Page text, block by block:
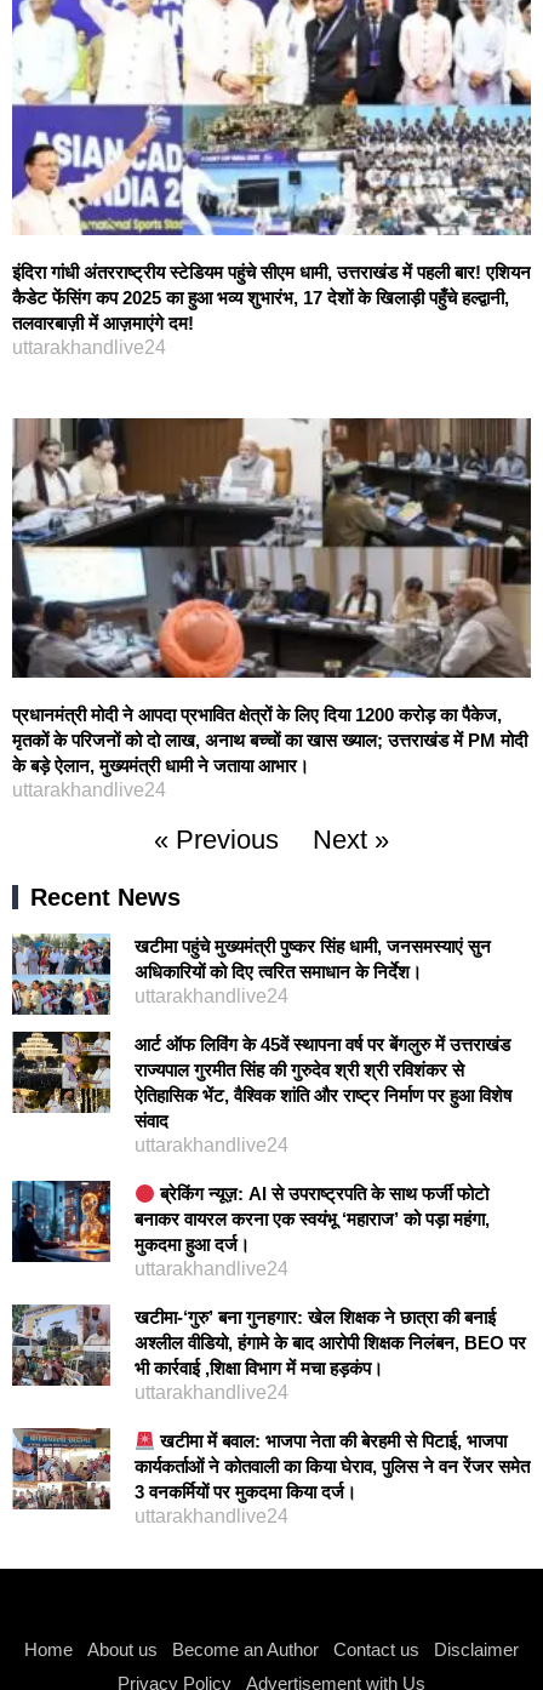
इंदिरा गांधी अंतरराष्ट्रीय स्टेडियम पहुंचे सीएम धामी, उत्तराखंड में पहली बार! एशियन
कैडेट फेंसिंग कप 2025 का हुआ भव्य शुभारंभ, 17 देशों के खिलाड़ी पहुँचे हल्द्वानी,
तलवारबाज़ी में आज़माएंगे दम!
uttarakhandlive24
प्रधानमंत्री मोदी ने आपदा प्रभावित क्षेत्रों के लिए दिया 1200 करोड़ का पैकेज,
मृतकों के परिजनों को दो लाख, अनाथ बच्चों का खास ख्याल; उत्तराखंड में PM मोदी
के बड़े ऐलान, मुख्यमंत्री धामी ने जताया आभार।
uttarakhandlive24
« Previous Next »
Recent News
खटीमा पहुंचे मुख्यमंत्री पुष्कर सिंह धामी, जनसमस्याएं सुन
अधिकारियों को दिए त्वरित समाधान के निर्देश।
uttarakhandlive24
आर्ट ऑफ लिविंग के 45वें स्थापना वर्ष पर बेंगलुरु में उत्तराखंड
राज्यपाल गुरमीत सिंह की गुरुदेव श्री श्री रविशंकर से
ऐतिहासिक भेंट, वैश्विक शांति और राष्ट्र निर्माण पर हुआ विशेष
संवाद
uttarakhandlive24
ब्रेकिंग न्यूज़: AI से उपराष्ट्रपति के साथ फर्जी फोटो
बनाकर वायरल करना एक स्वयंभू ‘महाराज’ को पड़ा महंगा,
मुकदमा हुआ दर्ज।
uttarakhandlive24
खटीमा-‘गुरु’ बना गुनहगार: खेल शिक्षक ने छात्रा की बनाई
अश्लील वीडियो, हंगामे के बाद आरोपी शिक्षक निलंबन, BEO पर
भी कार्रवाई ,शिक्षा विभाग में मचा हड़कंप।
uttarakhandlive24
खटीमा में बवाल: भाजपा नेता की बेरहमी से पिटाई, भाजपा
कार्यकर्ताओं ने कोतवाली का किया घेराव, पुलिस ने वन रेंजर समेत
3 वनकर्मियों पर मुकदमा किया दर्ज।
uttarakhandlive24
Home About us Become an Author Contact us
Disclaimer
Privacy Policy
Advertisement with Us